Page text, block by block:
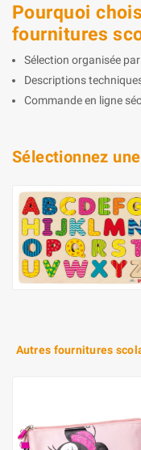
Pourquoi
fournitures
Sélection organisée
Descriptions
Commande en ligne
Sélectionnez
Autres fournitures